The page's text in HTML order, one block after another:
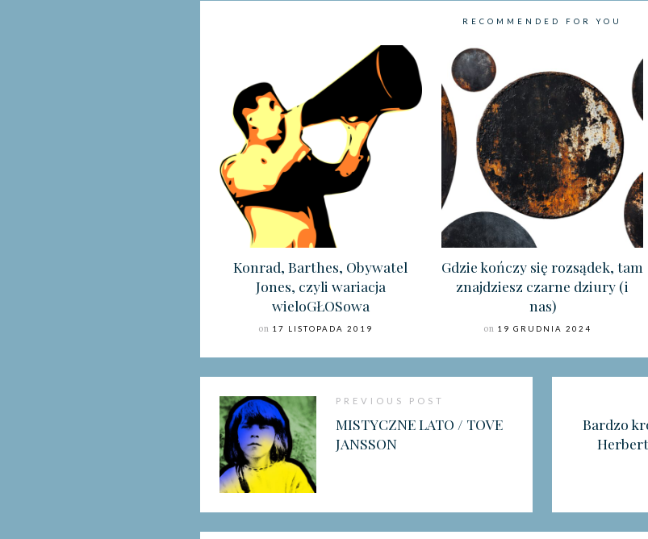
RECOMMENDED FOR YOU
Konrad, Barthes, Obywatel
Jones, czyli wariacja
wieloGŁOSowa
on 17 LISTOPADA 2019
Gdzie kończy się rozsądek, tam
znajdziesz czarne dziury (i
nas)
on 19 GRUDNIA 2024
PREVIOUS POST
MISTYCZNE LATO / TOVE
JANSSON
Bardzo